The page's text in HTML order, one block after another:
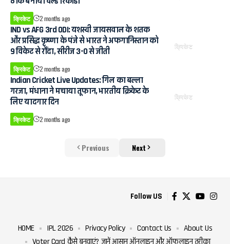
क्रिकेट 2 months ago
क्रिकेट
IND vs AFG 3rd ODI: यशस्वी जायसवाल के शतक
और प्रसिद्ध कृष्णा के पंजे से भारत ने अफगानिस्तान को
9 विकेट से रौंदा, सीरीज 3-0 से जीती
क्रिकेट 2 months ago
क्रिकेट
Indian Cricket Live Updates: गिल का बल्ला
गरजा, मंधाना ने मचाया तूफान, भारतीय क्रिकेट के
लिए यादगार दिन
क्रिकेट 2 months ago
Previous Next
Follow US
HOME IPL 2026 Privacy Policy Contact Us
About Us
Voter Card कैसे बनवाएं? जानें आसान ऑनलाइन और ऑफलाइन तरीका